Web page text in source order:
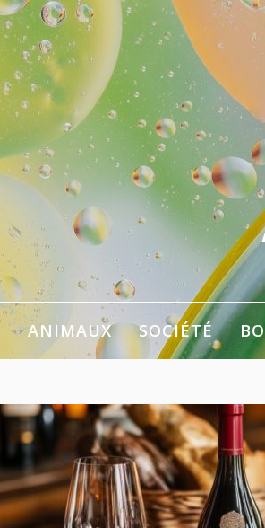
Pour se changer
ANIMAUX SOCIÉTÉ